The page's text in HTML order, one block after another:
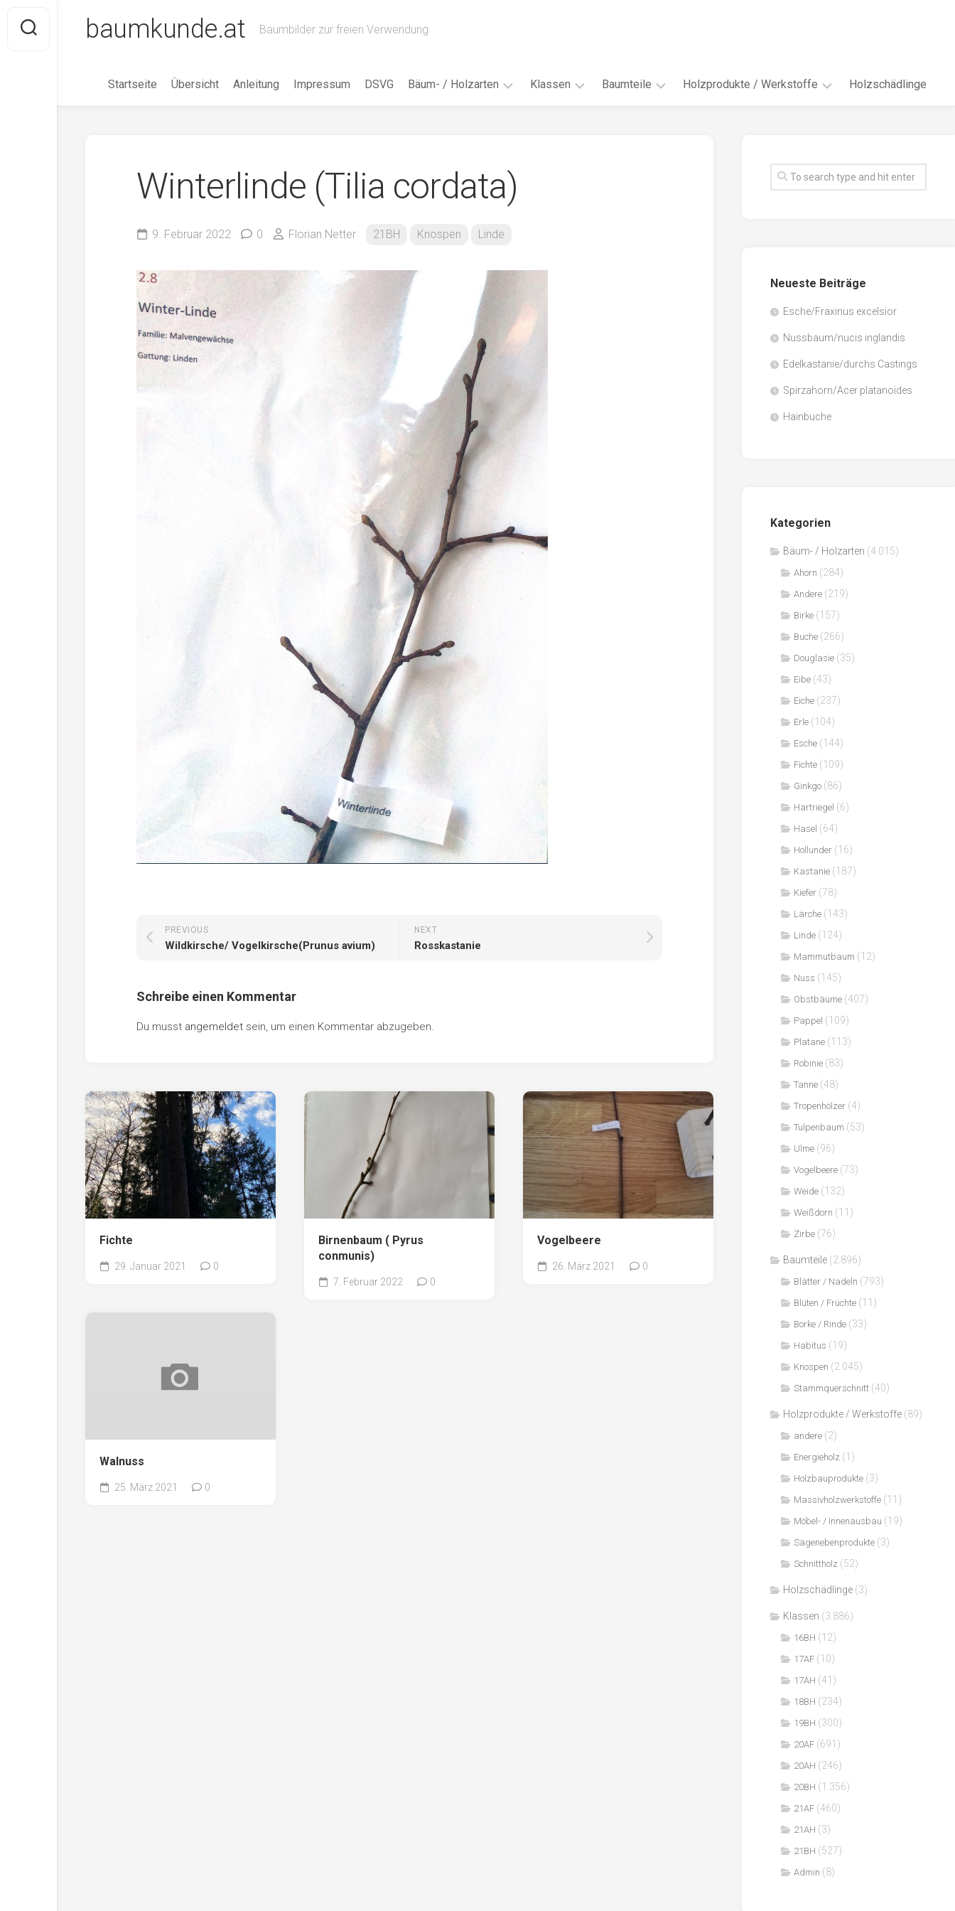
content
baumkunde.at Baumbilder zur freien Verwendung
Startseite Übersicht Anleitung Impressum DSVG Bäum- / Holzarten
Ahorn
Birke
Ginkgo
Hartriegel
Hollunder
Kastanie
Kiefer
Lärche
Linde
Mammutbaum
Platane
Robinie
Tulpenbaum
Vogelbeere
Weißdorn
Zirbe
Klassen
18AH
Baumteile Holzprodukte / Werkstoffe
Faserwerkstoffe
Sägenebenprodukte
Holzschädlinge
Winterlinde (Tilia cordata)
9. Februar 2022 0 Florian.Netter 21BH Knospen Linde
NEXT
Rosskastanie
PREVIOUS
Wildkirsche/ Vogelkirsche(Prunus avium)
Schreibe einen Kommentar
Du musst angemeldet sein, um einen Kommentar abzugeben.
Fichte
29. Januar 2021 0
Birnenbaum ( Pyrus
conmunis)
7. Februar 2022 0
Vogelbeere
26. März 2021 0
Walnuss
25. März 2021 0
Neueste Beiträge
Esche/Fraxinus excelsior
Nussbaum/nucis inglandis
Edelkastanie/durchs Castings
Spirzahorn/Acer platanoides
Hainbuche
Kategorien
Bäum- / Holzarten (4.015)
Ahorn (284)
Andere (219)
Birke (157)
Buche (266)
Douglasie (35)
Eibe (43)
Eiche (237)
Erle (104)
Esche (144)
Fichte (109)
Ginkgo (86)
Hartriegel (6)
Hasel (64)
Hollunder (16)
Kastanie (187)
Kiefer (78)
Lärche (143)
Linde (124)
Mammutbaum (12)
Nuss (145)
Obstbäume (407)
Pappel (109)
Platane (113)
Robinie (83)
Tanne (48)
Tropenhölzer (4)
Tulpenbaum (53)
Ulme (96)
Vogelbeere (73)
Weide (132)
Weißdorn (11)
Zirbe (76)
Baumteile (2.896)
Blätter / Nadeln (793)
Blüten / Früchte (11)
Borke / Rinde (33)
Habitus (19)
Knospen (2.045)
Stammquerschnitt (40)
Holzprodukte / Werkstoffe (89)
andere (2)
Energieholz (1)
Holzbauprodukte (3)
Massivholzwerkstoffe (11)
Möbel- / Innenausbau (19)
Sägenebenprodukte (3)
Schnittholz (52)
Holzschädlinge (3)
Klassen (3.886)
16BH (12)
17AF (10)
17AH (41)
18BH (234)
19BH (300)
20AF (691)
20AH (246)
20BH (1.356)
21AF (460)
21AH (3)
21BH (527)
Admin (8)